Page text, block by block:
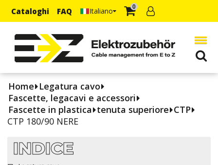
Cataloghi FAQ Italiano 0
Home Legatura cavo
Fascette, legacavi e accessori
Fascette in plastica tenuta superiore CTP
CTP 180/90 NERE
INDICE